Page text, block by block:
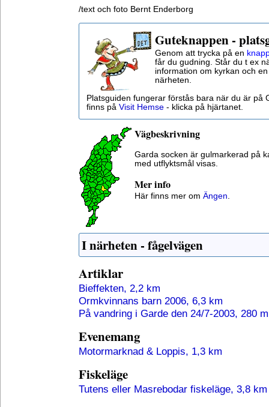
/text och foto Bernt Enderborg
Guteknappen -
Genom att trycka på en
får du gudning. Står du t ex
information om kyrkan och
närheten.
Platsguiden fungerar förstås bara när du är på
finns på Visit Hemse - klicka på hjärtanet.
Vägbeskrivning
Garda socken är gulmarkerad på
med utflyktsmål visas.
Mer info
Här finns mer om Ängen.
I närheten - fågelvägen
Artiklar
Bieffekten, 2,2 km
Ormkvinnans barn 2006, 6,3 km
På vandring i Garde den 24/7-2003, 280 m
Evenemang
Motormarknad & Loppis, 1,3 km
Fiskeläge
Tutens eller Masrebodar fiskeläge, 3,8 km